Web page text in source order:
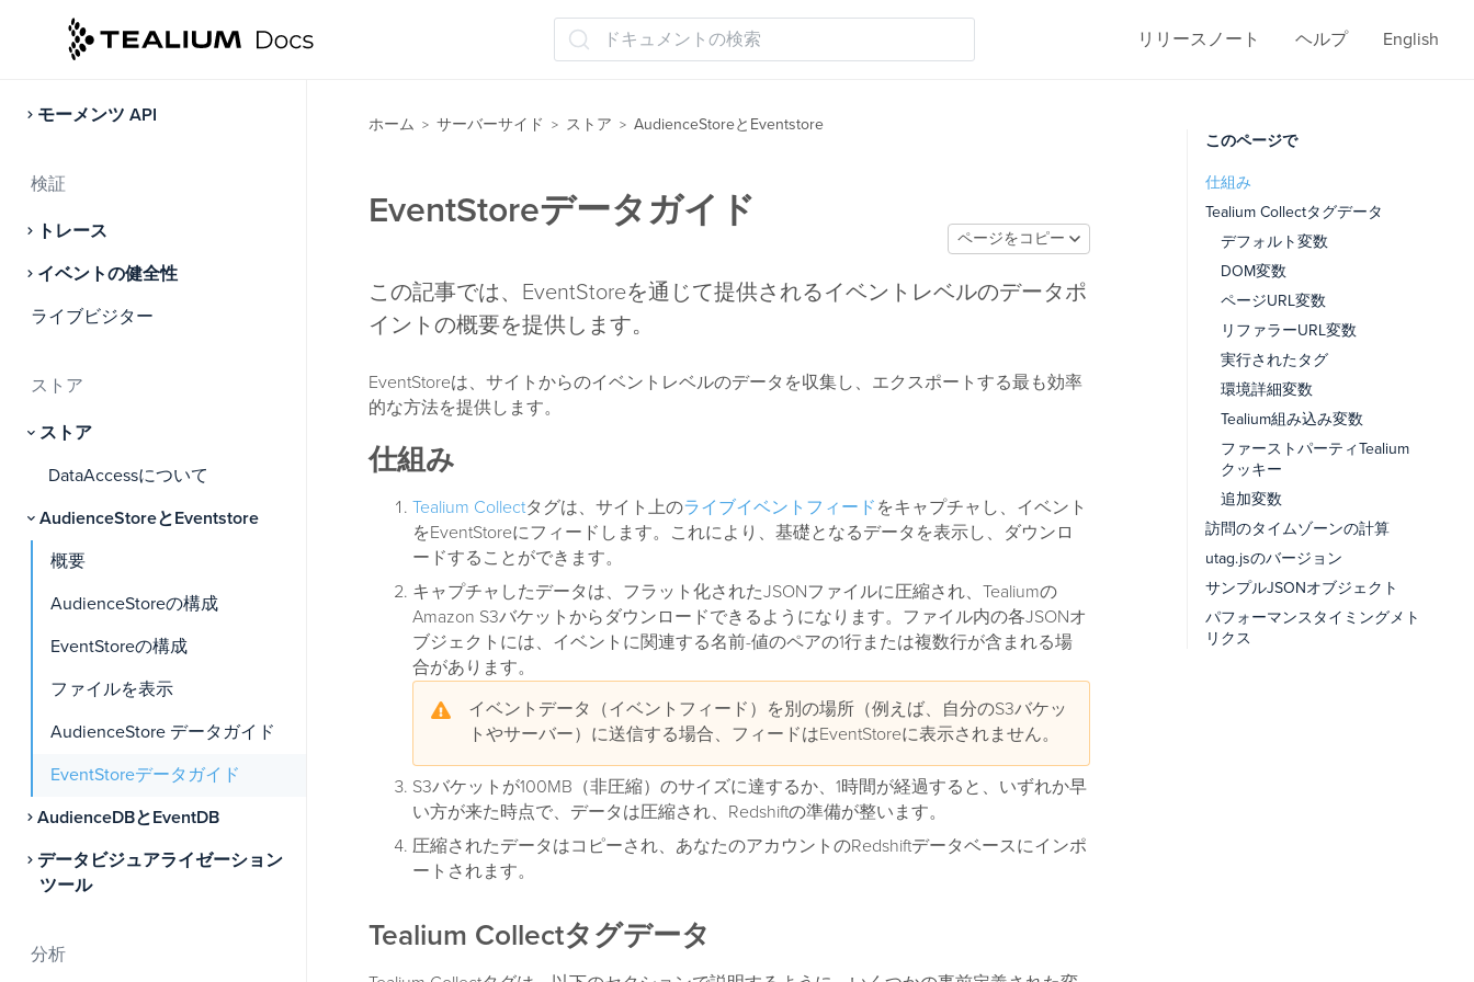
ドキュメントの検索 リリースノート ヘルプ English
アクティベート
モーメンツ API
検証
トレース
イベントの健全性
ライブビジター
ストア
ストア
DataAccessについて
AudienceStoreとEventstore
概要
AudienceStoreの構成
EventStoreの構成
ファイルを表示
AudienceStore データガイド
EventStoreデータガイド
AudienceDBとEventDB
データビジュアライゼーション
ツール
分析
ホーム > サーバーサイド > ストア > AudienceStoreとEventstore
EventStoreデータガイド
ページをコピー
この記事では、EventStoreを通じて提供されるイベントレベルのデータポ
イントの概要を提供します。
EventStoreは、サイトからのイベントレベルのデータを収集し、エクスポートする最も効率
的な方法を提供します。
仕組み
Tealium Collectタグは、サイト上のライブイベントフィード をキャプチャし、イベント
をEventStoreにフィードします。これにより、基礎となるデータを表示し、ダウンロ
ードすることができます。
キャプチャしたデータは、フラット化されたJSONファイルに圧縮され、Tealiumの
Amazon S3バケットからダウンロードできるようになります。ファイル内の各JSONオ
ブジェクトには、イベントに関連する名前-値のペアの1行または複数行が含まれる場
合があります。
イベントデータ（イベントフィード）を別の場所（例えば、自分のS3バケッ
トやサーバー）に送信する場合、フィードはEventStoreに表示されません。
S3バケットが100MB（非圧縮）のサイズに達するか、1時間が経過すると、いずれか早
い方が来た時点で、データは圧縮され、Redshiftの準備が整います。
圧縮されたデータはコピーされ、あなたのアカウントのRedshiftデータベースにインポ
ートされます。
Tealium Collectタグデータ
このページで
仕組み
Tealium Collectタグデータ
デフォルト変数
DOM変数
ページURL変数
リファラーURL変数
実行されたタグ
環境詳細変数
Tealium組み込み変数
ファーストパーティTealium
クッキー
追加変数
訪問のタイムゾーンの計算
utag.jsのバージョン
サンプルJSONオブジェクト
パフォーマンスタイミングメト
リクス